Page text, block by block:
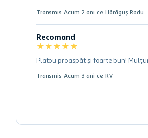
Transmis Acum 2 ani de Hărăguș Radu
★ ★ ★ ★ ★
Recomand
Transmis Acum 3 ani de RV
Platou proaspăt și foarte bun!